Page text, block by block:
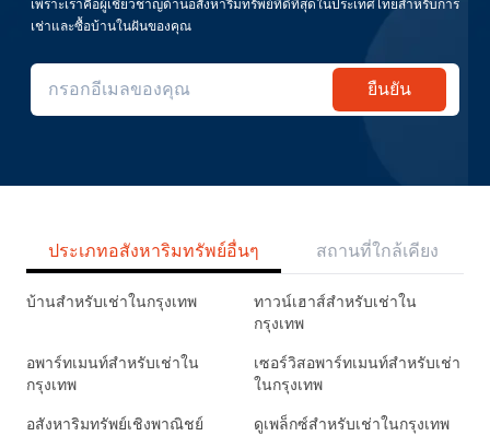
เพราะเราคือผู้เชี่ยวชาญด้านอสังหาริมทรัพย์ที่ดีที่สุดในประเทศไทยสำหรับการ
เช่าและซื้อบ้านในฝันของคุณ
ยืนยัน
ประเภทอสังหาริมทรัพย์อื่นๆ สถานที่ใกล้เคียง
บ้านสำหรับเช่าในกรุงเทพ
ทาวน์เฮาส์สำหรับเช่าใน
กรุงเทพ
อพาร์ทเมนท์สำหรับเช่าใน
กรุงเทพ
เซอร์วิสอพาร์ทเมนท์สำหรับเช่า
ในกรุงเทพ
อสังหาริมทรัพย์เชิงพาณิชย์
ดูเพล็กซ์สำหรับเช่าในกรุงเทพ